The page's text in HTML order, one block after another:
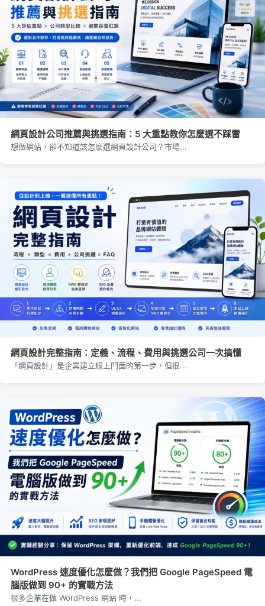
網頁設計公司推薦與挑選指南：5 大重點教你怎麼選不踩雷
想做網站，卻不知道該怎麼選網頁設計公司？市場...
網頁設計完整指南：定義、流程、費用與挑選公司一次搞懂
「網頁設計」是企業建立線上門面的第一步，但很...
WordPress 速度優化怎麼做？我們把 Google PageSpeed 電
腦版做到 90+ 的實戰方法
很多企業在做 WordPress 網站 時，...